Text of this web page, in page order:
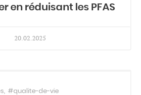
en réduisant les PFAS
20.02.2025
#qualite-de-vie